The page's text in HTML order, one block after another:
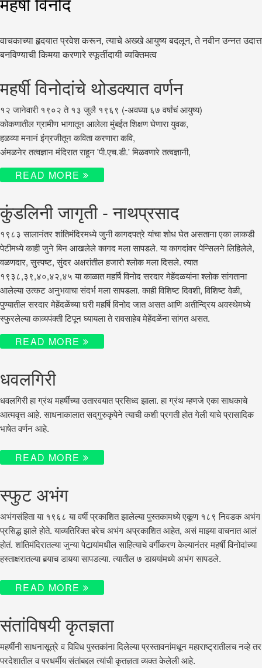
वाचकाच्या हृदयात प्रवेश करून, त्याचे अख्खे आयुष्य बदलून, ते नवीन उन्नत उदात्त
बनविण्याची किमया करणारे स्फूर्तीदायी व्यक्तिमत्व
महर्षी विनोदांचे थोडक्यात वर्णन
१२ जानेवारी १९०२ ते १३ जुलै १९६९ (-अवघ्या ६७ वर्षांचं आयुष्य)
कोकणातील ग्रामीण भागातून आलेला मुंबईत शिक्षण घेणारा युवक,
हळव्या मनानं इंग्रजीतून कविता करणारा कवि,
अंमळनेर तत्वज्ञान मंदिरात राहून 'पी.एच.डी.' मिळवणारे तत्वज्ञानी,
READ MORE
कुंडलिनी जागृती - नाथप्रसाद
१९८३ सालानंतर शांतिमंदिरमध्ये जुनी कागदपत्रे यांचा शोध घेत असताना एका लाकडी
पेटीमध्ये काही जुने बिन आखलेले कागद मला सापडले. या कागदांवर पेन्सिलने लिहिलेले,
वळणदार, सुस्पष्ट, सुंदर अक्षरांतील हजारो श्लोक मला दिसले. त्यात
१९३८,३९,४०,४२,४५ या काळात महर्षि विनोद सरदार मेहेंदळयांना श्लोक सांगताना
आलेल्या उत्कट अनुभवाचा संदर्भ मला सापडला. काही विशिष्ट दिवशी, विशिष्ट वेळी,
पुण्यातील सरदार मेहेंदळेंच्या घरी महर्षि विनोद जात असत आणि अतीन्द्रिय अवस्थेमध्ये
स्फुरलेल्या काव्यपंक्ती टिपून घ्यायला ते रावसाहेब मेहेंदळेंना सांगत असत.
READ MORE
धवलगिरी
धवलगिरी हा ग्रंथ महर्षींच्या उतारवयात प्रसिध्द झाला. हा ग्रंथ म्हणजे एका साधकाचे
आत्मवृत्त आहे. साधनाकालात सद्‌गुरुकृपेने त्याची कशी प्रगती होत गेली याचे प्रासादिक
भाषेत वर्णन आहे.
READ MORE
स्फुट अभंग
अभंगसंहिता या १९६८ या वर्षी प्रकाशित झालेल्या पुस्तकामध्ये एकूण १८९ निवडक अभंग
प्रसिद्ध झाले होते. याव्यतिरिक्त बरेच अभंग अप्रकाशित आहेत, असं माझ्या वाचनात आलं
होतं. शांतिमंदिरातल्या जुन्या पेटार्‍यांमधील साहित्याचे वर्गीकरण केल्यानंतर महर्षी विनोदांच्या
हस्ताक्षरातल्या बर्‍याच डायर्‍या सापडल्या. त्यातील ७ डायर्‍यांमध्ये अभंग सापडले.
READ MORE
संतांविषयी कृतज्ञता
महर्षींनी साधनासूत्रे व विविध पुस्तकांना दिलेल्या प्रस्तावनांमधून महाराष्ट्रातीलच नव्हे तर
परदेशातील व परधर्मीय संतांबद्दल त्यांची कृतज्ञता व्यक्त केलेली आहे.